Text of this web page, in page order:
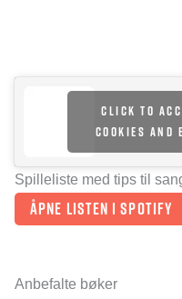
Click to
cookies
Spilleliste med tips til
Åpne listen i Spotify
Anbefalte bøker